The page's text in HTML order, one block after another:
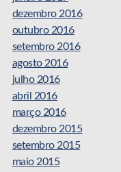
dezembro 2016
outubro 2016
setembro 2016
agosto 2016
julho 2016
abril 2016
março 2016
dezembro 2015
setembro 2015
maio 2015